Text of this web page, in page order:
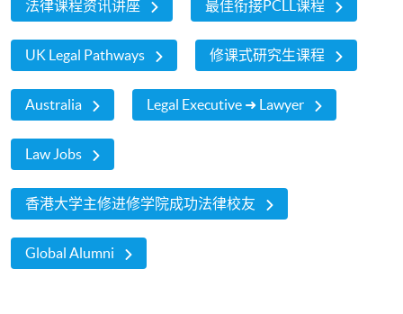
法律课程资讯讲座 最佳衔接PCLL课程
UK Legal Pathways 修课式研究生课程
Australia Legal Executive ➜ Lawyer
Law Jobs
香港大学主修进修学院成功法律校友
Global Alumni